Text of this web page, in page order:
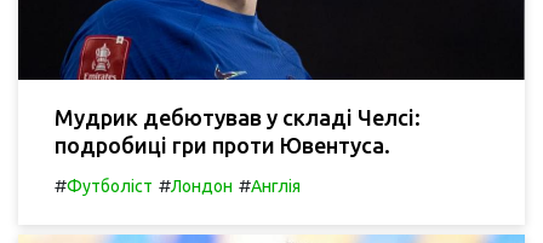
Мудрик дебютував у складі Челсі:
подробиці гри проти Ювентуса.
#Футболіст #Лондон #Англія